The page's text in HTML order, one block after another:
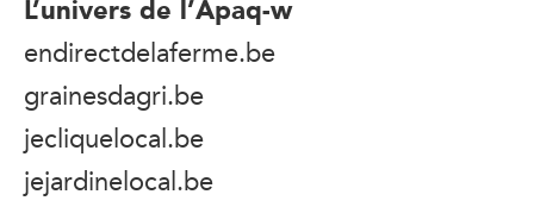
endirectdelaferme.be
grainesdagri.be
jecliquelocal.be
jejardinelocal.be